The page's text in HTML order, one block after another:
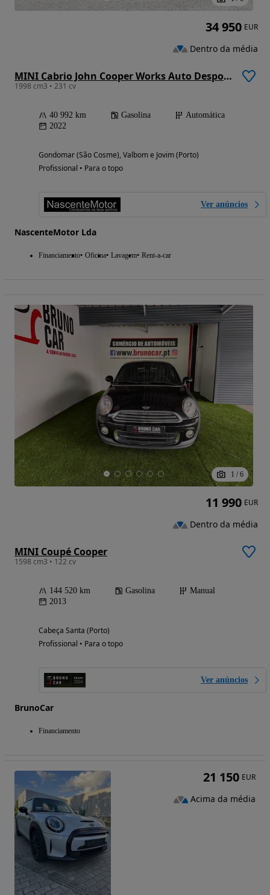
MINI Cabrio John Cooper Works Auto Desportiva
1998 cm3 • 231 cv
40 992 km Gasolina
Automática
2022
Gondomar (São Cosme), Valbom e Jovim (Porto)
Profissional • Para o topo
Ver anúncios
NascenteMotor Lda
Financiamento Oficina Lavagem Rent-a-car
34 950 EUR
Dentro da média
1 / 6
MINI Coupé Cooper
1598 cm3 • 122 cv
144 520 km Gasolina
Manual
2013
Cabeça Santa (Porto)
Profissional • Para o topo
Ver anúncios
BrunoCar
Financiamento
11 990 EUR
Dentro da média
21 150 EUR
Acima da média